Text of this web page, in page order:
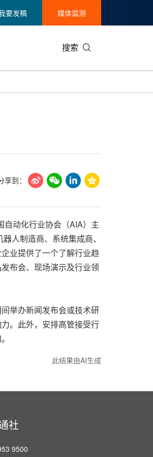
要发稿 媒体监测
搜索
享到：
自动化行业协会（AIA）主
人制造商、系统集成商、
业提供了一个了解行业趋
布会、现场演示及行业领
举办新闻发布会或技术研
。此外，安排高管接受行
此结果由AI生成
社
9500